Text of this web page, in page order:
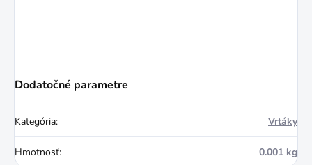
Dodatočné parametre
Kategória: Vrtáky
Hmotnosť: 0.001 kg